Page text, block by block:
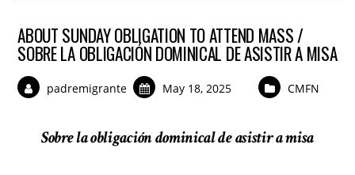
ABOUT SUNDAY OBLIGATION TO ATTEND MASS /
SOBRE LA OBLIGACIÓN DOMINICAL DE ASISTIR A MISA
padremigrante May 18, 2025 CMFN
Sobre la obligación dominical de asistir a misa